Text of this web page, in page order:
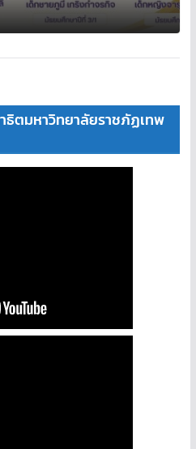
ธิตมหาวิทยาลัยราชภัฏเทพ